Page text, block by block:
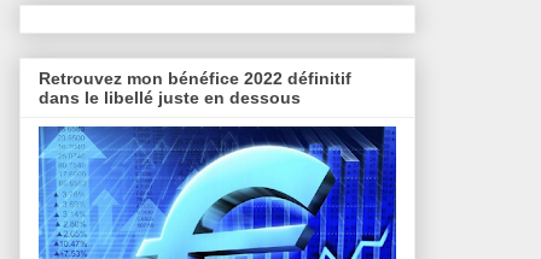
Retrouvez mon bénéfice 2022 définitif
dans le libellé juste en dessous